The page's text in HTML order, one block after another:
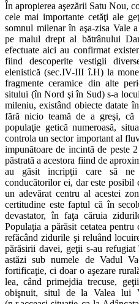
În apropierea aşezării Satu Nou,
cele mai importante cetăţi ale
somnul milenar în aşa-zisa Vale
pe malul drept al bătrânului
efectuate aici au confirmat
fiind descoperite vestigii
elenistică (sec.IV-III î.H) la
fragmente ceramice din alte
sitului (în Nord şi în Sud) s-a
mileniu, existând obiecte datate
fără nicio teamă de a greşi,
populaţie getică numeroasă,
controla un sector important al
impunătoare de incintă de peste
păstrată a acestora fiind de
au găsit incripţii care să ne
conducătorilor ei, dar este posibil
un adevărat centru al acestei
certitudine este faptul că în
devastator, în faţa căruia
Populaţia a părăsit cetatea
refăcând zidurile şi reluând
părăsirii davei, geţii s-au
astăzi sub numele de Vadul
fortificaţie, ci doar o aşezare
lea, când primejdia trecuse,
obişnuit, situl de la Valea lui